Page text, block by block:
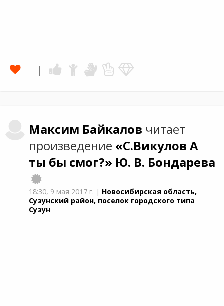
Максим Байкалов читает
произведение «С.Викулов А
ты бы смог?» Ю. В. Бондарева
18:30, 9 мая 2017 г. | Новосибирская область,
Сузунский район, поселок городского типа
Сузун